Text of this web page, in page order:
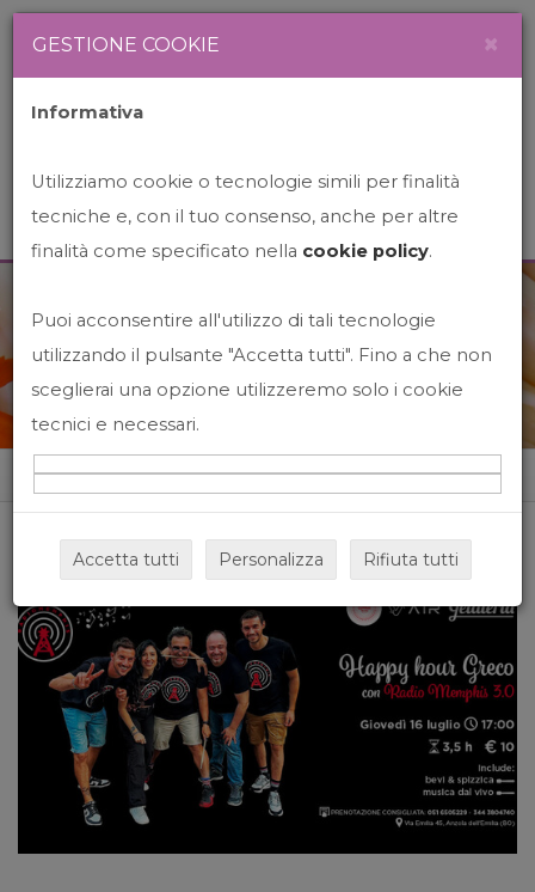
News&Events
Home News&events
GESTIONE COOKIE ×
Informativa
Utilizziamo cookie o tecnologie simili per finalità
tecniche e, con il tuo consenso, anche per altre
finalità come specificato nella cookie policy.
Puoi acconsentire all'utilizzo di tali tecnologie
utilizzando il pulsante "Accetta tutti". Fino a che non
sceglierai una opzione utilizzeremo solo i cookie
tecnici e necessari.
Accetta tutti Personalizza Rifiuta tutti